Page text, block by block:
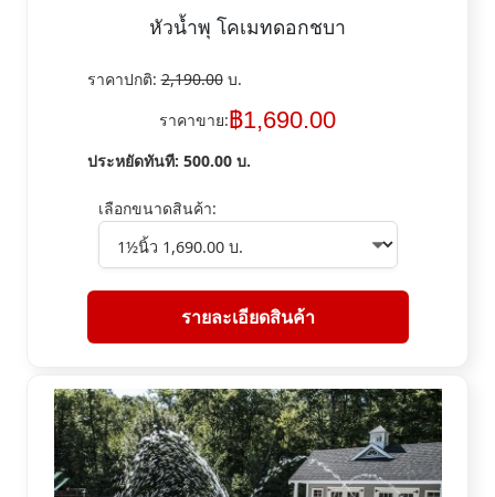
หัวน้ำพุ โคเมทดอกชบา
ราคาปกติ:2,190.00บ.
ราคาขาย: ฿1,690.00
ประหยัดทันที: 500.00บ.
เลือกขนาดสินค้า:
รายละเอียดสินค้า